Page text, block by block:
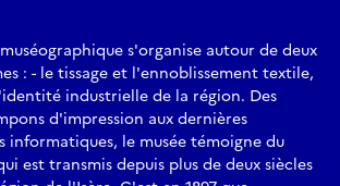
s'organise autour de deux
: - le tissage et l'ennoblissement textile,
industrielle de la région. Des
d'impression aux dernières
informatiques, le musée témoigne du
est transmis depuis plus de deux siècles